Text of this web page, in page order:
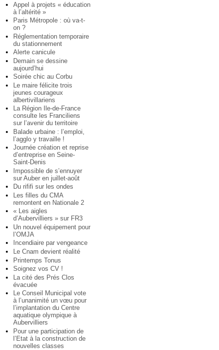
Appel à projets « éducation
à l’altérité »
Paris Métropole : où va-t-
on ?
Réglementation temporaire
du stationnement
Alerte canicule
Demain se dessine
aujourd’hui
Soirée chic au Corbu
Le maire félicite trois
jeunes courageux
albertivillariens
La Région Ile-de-France
consulte les Franciliens
sur l’avenir du territoire
Balade urbaine : l’emploi,
l’agglo y travaille !
Journée création et reprise
d’entreprise en Seine-
Saint-Denis
Impossible de s’ennuyer
sur Auber en juillet-août
Du rififi sur les ondes
Les filles du CMA
remontent en Nationale 2
« Les aigles
d’Aubervilliers » sur FR3
Un nouvel équipement pour
l’OMJA
Incendiaire par vengeance
Le Cnam devient réalité
Printemps Tonus
Soignez vos CV !
La cité des Prés Clos
évacuée
Le Conseil Municipal vote
à l’unanimité un vœu pour
l’implantation du Centre
aquatique olympique à
Aubervilliers
Pour une participation de
l’Etat à la construction de
nouvelles classes